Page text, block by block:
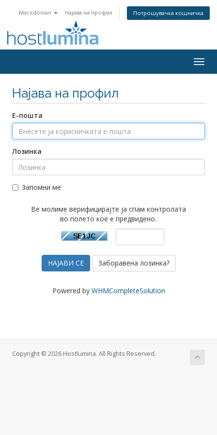
Macedonian Најава на профил Потрошувачка кошничка
Најава на профил
Е-пошта
Лозинка
Запомни ме
Ве молиме верифицирајте ја спам контролата
во полето кое е предвидено.
Заборавена лозинка?
Powered by WHMCompleteSolution
Copyright © 2026 Hostlumina. All Rights Reserved.